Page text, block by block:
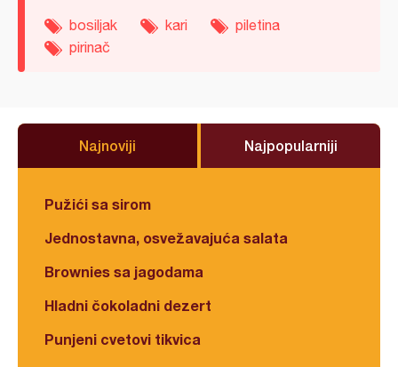
bosiljak kari
piletina
pirinač
Najnoviji Najpopularniji
Pužići sa sirom
Jednostavna, osvežavajuća salata
Brownies sa jagodama
Hladni čokoladni dezert
Punjeni cvetovi tikvica